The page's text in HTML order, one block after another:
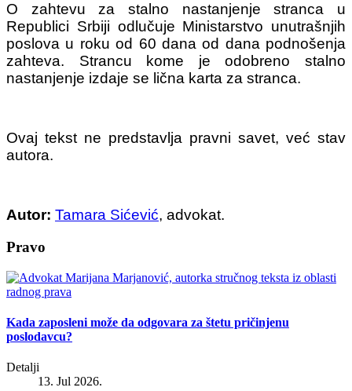
O zahtevu za stalno nastanjenje stranca u
Republici Srbiji odlučuje Ministarstvo unutrašnjih
poslova u roku od 60 dana od dana podnošenja
zahteva. Strancu kome je odobreno stalno
nastanjenje izdaje se lična karta za stranca.
Ovaj tekst ne predstavlja pravni savet, već stav
autora.
Autor: Tamara Sićević, advokat.
Pravo
Kada zaposleni može da odgovara za štetu pričinjenu
poslodavcu?
Detalji
13. Jul 2026.